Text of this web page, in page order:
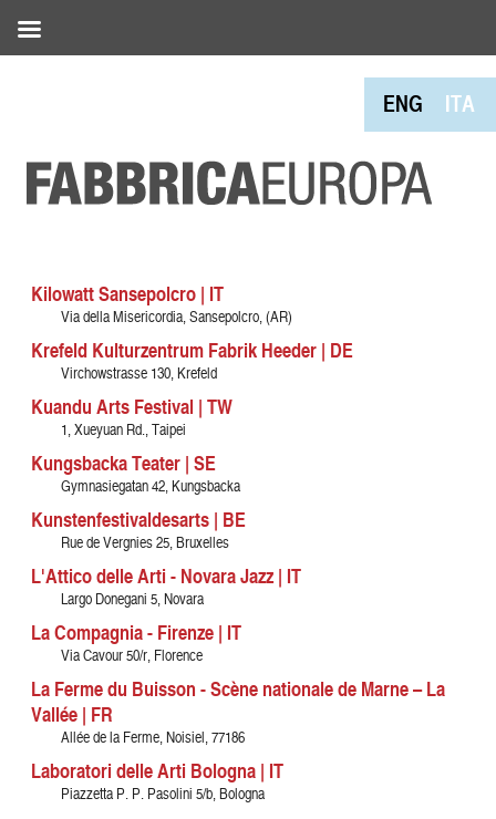
ENG ITA
Kilowatt Sansepolcro | IT
Via della Misericordia, Sansepolcro, (AR)
Krefeld Kulturzentrum Fabrik Heeder | DE
Virchowstrasse 130, Krefeld
Kuandu Arts Festival | TW
1, Xueyuan Rd., Taipei
Kungsbacka Teater | SE
Gymnasiegatan 42, Kungsbacka
Kunstenfestivaldesarts | BE
Rue de Vergnies 25, Bruxelles
L'Attico delle Arti - Novara Jazz | IT
Largo Donegani 5, Novara
La Compagnia - Firenze | IT
Via Cavour 50/r, Florence
La Ferme du Buisson - Scène nationale de Marne – La
Vallée | FR
Allée de la Ferme, Noisiel, 77186
Laboratori delle Arti Bologna | IT
Piazzetta P. P. Pasolini 5/b, Bologna